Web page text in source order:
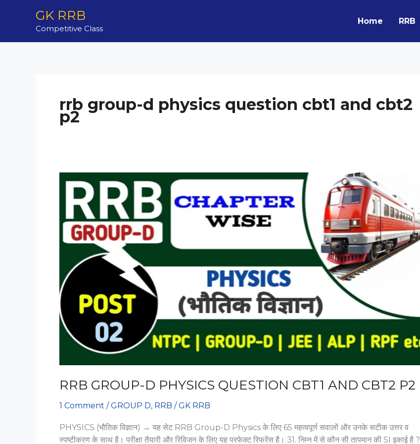
GK RRB
Competitive Class
Home RRB
rrb group-d physics question cbt1 and cbt2
p2
RRB GROUP-D PHYSICS QUESTION CBT1 AND CBT2 P2
1 Comment /GROUP D, RRB /GK RRB
PHYSICS (भौतिक विज्ञान) → यह सेट RRB Group-D Physics के लिए 65 महत्वपूर्ण सवालों और उनके सटीक उत्तर व
स्पष्टीकरण के साथ है। परीक्षा तैयारी और रिविजन के लिए यह परफेक्ट रिफरेंस है। 31. निम्‍न में से कौन सी तापमान की SI इकाई है ?